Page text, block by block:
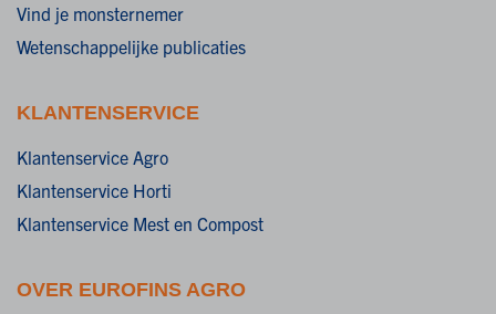
Vind je monsternemer
Wetenschappelijke publicaties
KLANTENSERVICE
Klantenservice Agro
Klantenservice Horti
Klantenservice Mest en Compost
OVER EUROFINS AGRO